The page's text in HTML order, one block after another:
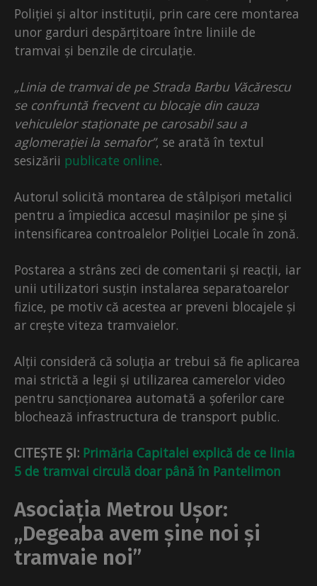
Poliției și altor instituții, prin care cere montarea
unor garduri despărțitoare între liniile de
tramvai și benzile de circulație.
„Linia de tramvai de pe Strada Barbu Văcărescu
se confruntă frecvent cu blocaje din cauza
vehiculelor staționate pe carosabil sau a
aglomerației la semafor”, se arată în textul
sesizării publicate online.
Autorul solicită montarea de stâlpișori metalici
pentru a împiedica accesul mașinilor pe șine și
intensificarea controalelor Poliției Locale în zonă.
Postarea a strâns zeci de comentarii și reacții, iar
unii utilizatori susțin instalarea separatoarelor
fizice, pe motiv că acestea ar preveni blocajele și
ar crește viteza tramvaielor.
Alții consideră că soluția ar trebui să fie aplicarea
mai strictă a legii și utilizarea camerelor video
pentru sancționarea automată a șoferilor care
blochează infrastructura de transport public.
CITEȘTE ȘI: Primăria Capitalei explică de ce linia
5 de tramvai circulă doar până în Pantelimon
Asociația Metrou Ușor:
„Degeaba avem șine noi și
tramvaie noi”